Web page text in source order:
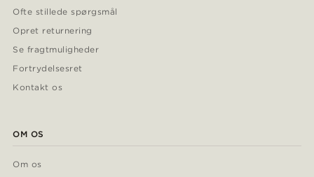
Ofte stillede spørgsmål
Opret returnering
Se fragtmuligheder
Fortrydelsesret
Kontakt os
OM OS
Om os